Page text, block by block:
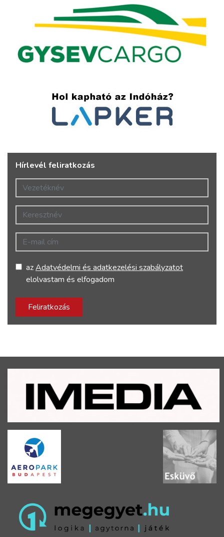
Hírlevél feliratkozás
Vezetéknév
Keresztnév
E-mail cím
azAdatvédelmi és adatkezelési szabályzatot
elolvastam és elfogadom
Feliratkozás